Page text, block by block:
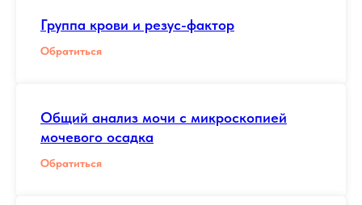
Группа крови и резус-фактор
Обратиться
Общий анализ мочи с микроскопией
мочевого осадка
Обратиться